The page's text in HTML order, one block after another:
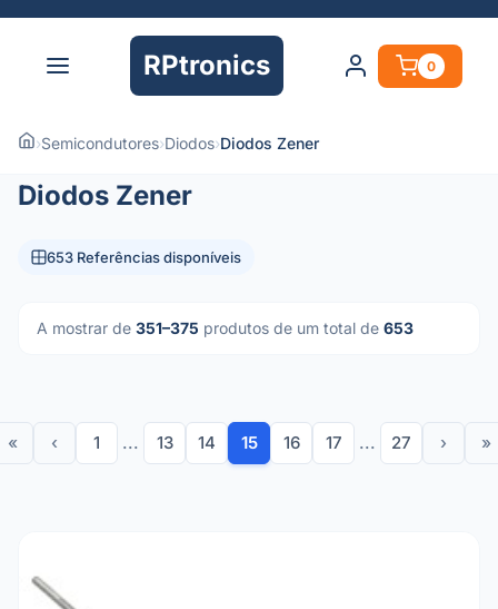
RPtronics 0
›Semicondutores›Diodos›Diodos Zener
Diodos Zener
653 Referências disponíveis
A mostrar de 351–375 produtos de um total de 653
« ‹ 1 ... 13 14 15 16 17 ... 27 › »